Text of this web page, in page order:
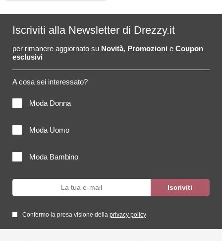
Iscriviti alla Newsletter di Drezzy.it
per rimanere aggiornato su Novità, Promozioni e Coupon
esclusivi
A cosa sei interessato?
Moda Donna
Moda Uomo
Moda Bambino
Confermo la presa visione della privacy policy